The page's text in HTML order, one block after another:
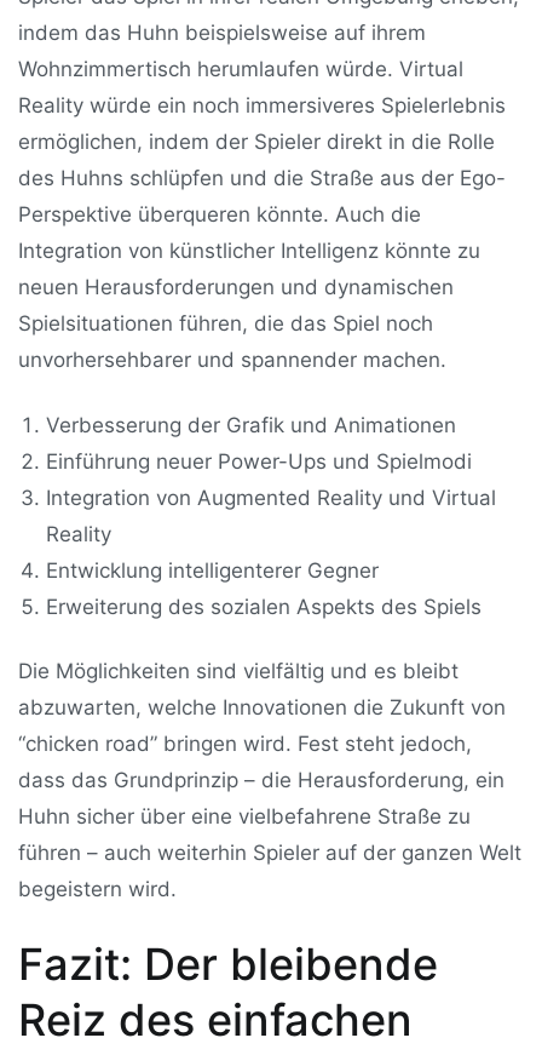
indem das Huhn beispielsweise auf ihrem
Wohnzimmertisch herumlaufen würde. Virtual
Reality würde ein noch immersiveres Spielerlebnis
ermöglichen, indem der Spieler direkt in die Rolle
des Huhns schlüpfen und die Straße aus der Ego-
Perspektive überqueren könnte. Auch die
Integration von künstlicher Intelligenz könnte zu
neuen Herausforderungen und dynamischen
Spielsituationen führen, die das Spiel noch
unvorhersehbarer und spannender machen.
Verbesserung der Grafik und Animationen
Einführung neuer Power-Ups und Spielmodi
Integration von Augmented Reality und Virtual
Reality
Entwicklung intelligenterer Gegner
Erweiterung des sozialen Aspekts des Spiels
Die Möglichkeiten sind vielfältig und es bleibt
abzuwarten, welche Innovationen die Zukunft von
“chicken road” bringen wird. Fest steht jedoch,
dass das Grundprinzip – die Herausforderung, ein
Huhn sicher über eine vielbefahrene Straße zu
führen – auch weiterhin Spieler auf der ganzen Welt
begeistern wird.
Fazit: Der bleibende
Reiz des einfachen